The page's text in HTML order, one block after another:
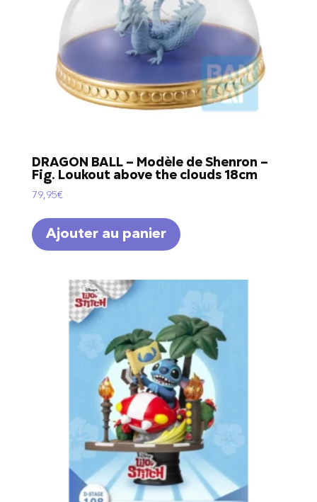
DRAGON BALL – Modèle de Shenron –
Fig. Loukout above the clouds 18cm
79,95€
Ajouter au panier